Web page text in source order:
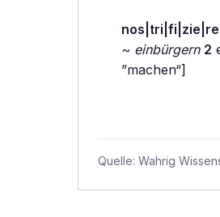
~ einbürgern 2
”machen“]
Quelle: Wahrig